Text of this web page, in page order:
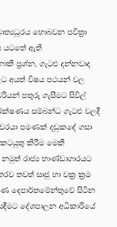
හොබවන පවිත්‍රා
යටතේ ඇති
ප්‍රශ්න, ගැටළු දන්නවාද
අයත් විෂය පථයන් වල
පතුරු ගැසීමට සිවිල්
සම්බන්ධ ගැටළු වලදී
පමණක් දඬුකඳේ ගසා
කටයුතු කිරීම මෙකී
රාජ්‍ය භාණ්ඩාගාරයට
තවත් සෘජු හා වක්‍ර ක්‍රම
දෙපාර්තමේන්තුවේ සිටින
දේශපාලන අධිකාරියේ